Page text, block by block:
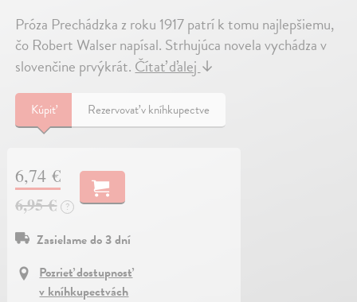
Próza Prechádzka z roku 1917 patrí k tomu najlepšiemu,
čo Robert Walser napísal. Strhujúca novela vychádza v
slovenčine prvýkrát.Čítať ďalej↓
Kúpiť Rezervovať v kníhkupectve
6,74 €
6,95 €
?
Zasielame do 3 dní
Pozrieť dostupnosť
v kníhkupectvách